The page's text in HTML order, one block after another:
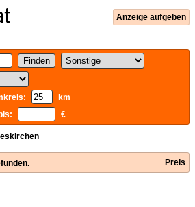
Anzeige aufgeben
km
€
Preis